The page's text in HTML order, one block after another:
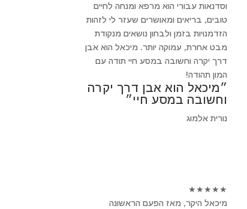
וסדנאות עבורי הוא מרפא ומנחה לחיים
טובים, בריאים ומאושרים שעזר לי לזהות
הזדמנויות בזמן ולבחון נושאים מנקודת
מבט אחרת, עמוקה יותר. מיכאל הוא אבן
דרך יקרה וחשובה במסע חיי תודה עם
המון תהודה!
״מיכאל הוא אבן דרך יקרה
וחשובה במסע חיי״
נורית אלמוג
★
★
★
★
★
מיכאל היקר, מאז הפעם הראשונה